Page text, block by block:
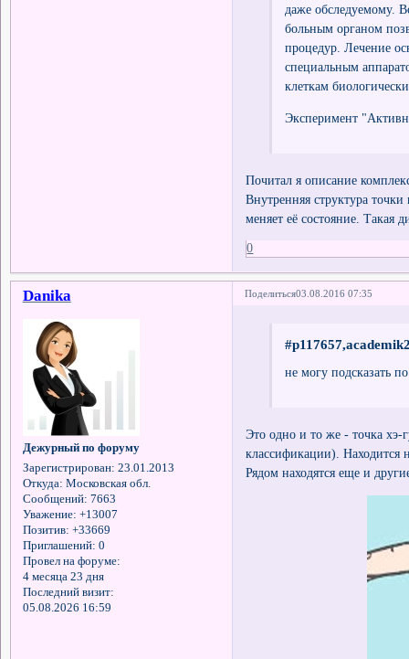
даже обследуемому.
больным органом
процедур. Лечение
специальным
клеткам
Эксперимент
Почитал я описание
Внутренняя структура
меняет её состояние. Такая
0
Поделиться03.08.2016 07:35
Danika
Дежурный по форуму
Зарегистрирован: 23.01.2013
Откуда: Московская обл.
Сообщений: 7663
Уважение: +13007
Позитив: +33669
Приглашений: 0
Провел на форуме:
4 месяца 23 дня
Последний визит:
05.08.2026 16:59
не могу подсказать
Это одно и то же - точка
классификации). Находится
Рядом находятся еще и